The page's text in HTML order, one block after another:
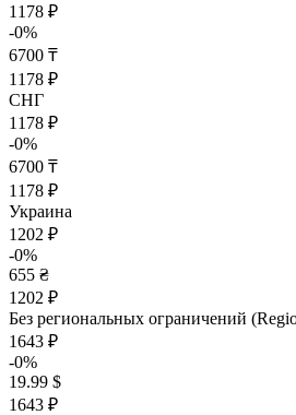
1178 ₽
-0%
6700 ₸
1178 ₽
СНГ
1178 ₽
-0%
6700 ₸
1178 ₽
Украина
1202 ₽
-0%
655 ₴
1202 ₽
Без региональных ограничений
1643 ₽
-0%
19.99 $
1643 ₽